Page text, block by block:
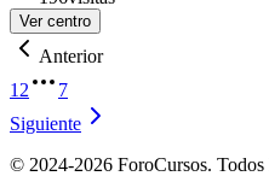
Ver centro
Anterior
1 2
7
Siguiente
© 2024-2026 ForoCursos. Todos